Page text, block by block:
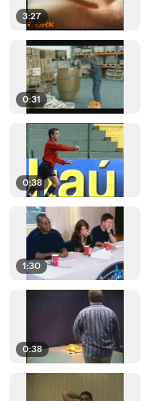
3:27
0:31
0:38
1:30
0:38